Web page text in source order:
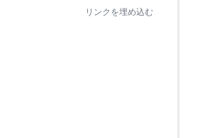
リンクを埋め込む